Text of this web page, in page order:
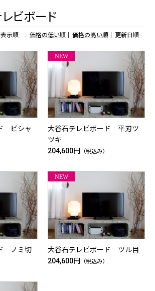
ビボード
表示順 : 価格の低い順 価格の高い順 更新日順
ビシャ
大谷石テレビボード 平刃ツ
ツキ
204,600円
（税込み）
ノミ切
大谷石テレビボード ツル目
204,600円
（税込み）